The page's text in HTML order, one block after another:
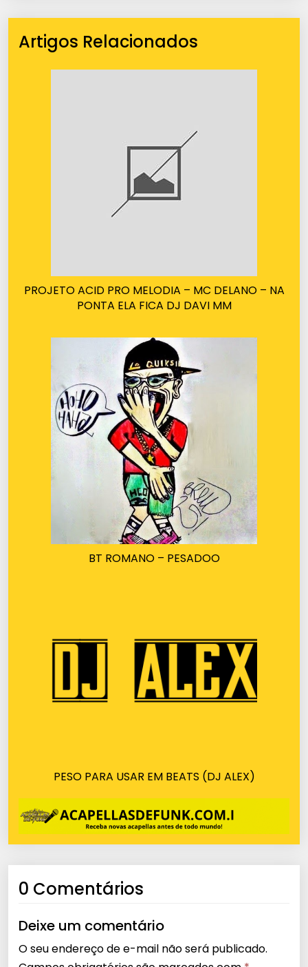
Artigos Relacionados
PROJETO ACID PRO MELODIA – MC DELANO – NA
PONTA ELA FICA DJ DAVI MM
BT ROMANO – PESADOO
PESO PARA USAR EM BEATS (DJ ALEX)
0 Comentários
Deixe um comentário
O seu endereço de e-mail não será publicado.